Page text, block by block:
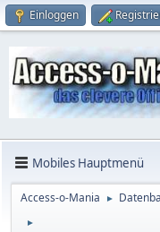
Einloggen
Mobiles Hauptmenü
Access-o-Mania ►
►